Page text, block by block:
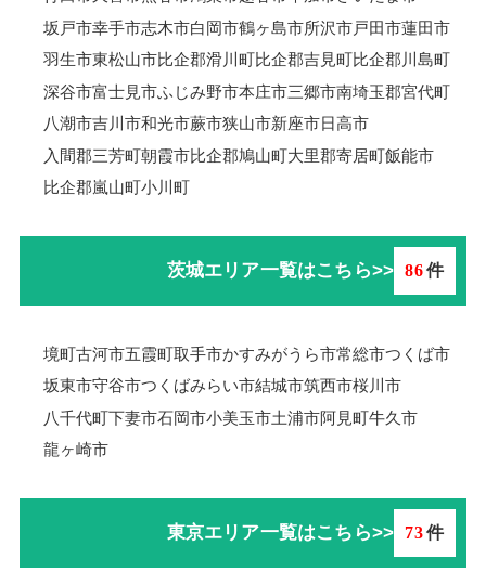
坂戸市幸手市志木市白岡市鶴ヶ島市所沢市戸田市蓮田市
羽生市東松山市比企郡滑川町比企郡吉見町比企郡川島町
深谷市富士見市ふじみ野市本庄市三郷市南埼玉郡宮代町
八潮市吉川市和光市蕨市狭山市新座市日高市
入間郡三芳町朝霞市比企郡鳩山町大里郡寄居町飯能市
比企郡嵐山町小川町
茨城エリア一覧はこちら>> 86件
境町古河市五霞町取手市かすみがうら市常総市つくば市
坂東市守谷市つくばみらい市結城市筑西市桜川市
八千代町下妻市石岡市小美玉市土浦市阿見町牛久市
龍ヶ崎市
東京エリア一覧はこちら>> 73件